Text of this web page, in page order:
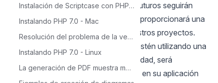
Instalación de Scriptcase con PHP 7.0 en Windows
Instalando PHP 7.0 - Mac
Resolución del problema de la versión de Source Guardian
Instalando PHP 7.0 - Linux
La generación de PDF muestra mensaje: 'Not Found'
sincronización. Todos los módulos futuros seguirán
esta corrección en el código, lo cual proporcionará una
mayor seguridad y eficiencia en nuestros proyectos.
Sin embargo, para los usuarios que estén utilizando una
versión anterior del módulo de seguridad, será
necesario realizar un pequeño ajuste en su aplicación